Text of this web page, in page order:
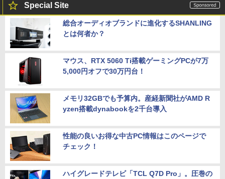
Special Site
総合オーディオブランドに進化するSHANLING
とは何者か？
マウス、RTX 5060 Ti搭載ゲーミングPCが7万
5,000円オフで30万円台！
メモリ32GBでも予算内。産経新聞社がAMD R
yzen搭載dynabookを2千台導入
性能の良いお得な中古PC情報はこのページで
チェック！
ハイグレードテレビ「TCL Q7D Pro」。圧巻の